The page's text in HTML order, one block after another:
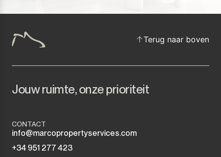
Terug naar boven
Jouw ruimte, onze prioriteit
CONTACT
info@marcopropertyservices.com
+34 951 277 423